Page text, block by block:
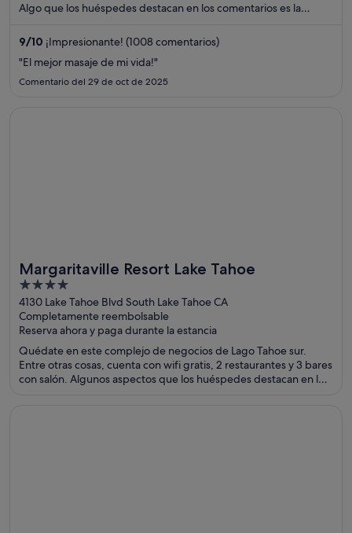
Algo que los huéspedes destacan en los comentarios es la
que se encuentran cerca son Fernie Alpine Resort y Telesquí Elk
Quad.
9/10 ¡Impresionante! (1008 comentarios)
"El mejor masaje de mi vida!"
Comentario del 29 de oct de 2025
Margaritaville Resort Lake Tahoe
4
out
of
5
4130 Lake Tahoe Blvd South Lake Tahoe CA
Completamente reembolsable
Reserva ahora y paga durante la estancia
Quédate en este complejo de negocios de Lago Tahoe sur.
Entre otras cosas, cuenta con wifi gratis, 2 restaurantes y 3 bares
con salón. Algunos aspectos que los huéspedes destacan en los